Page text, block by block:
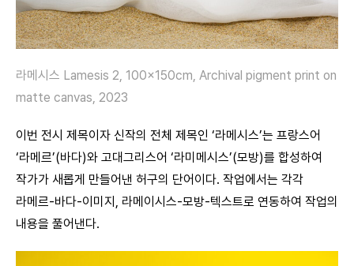
라메시스 Lamesis 2, 100x150cm, Archival pigment print on
matte canvas, 2023
이번 전시 제목이자 신작의 전체 제목인 ‘라메시스’는 프랑스어
‘라메르’(바다)와 고대그리스어 ‘라미메시스’(모방)를 합성하여
작가가 새롭게 만들어낸 허구의 단어이다. 작업에서는 각각
라메르-바다-이미지, 라메이시스-모방-텍스트로 연동하여 작업의
내용을 풀어낸다.